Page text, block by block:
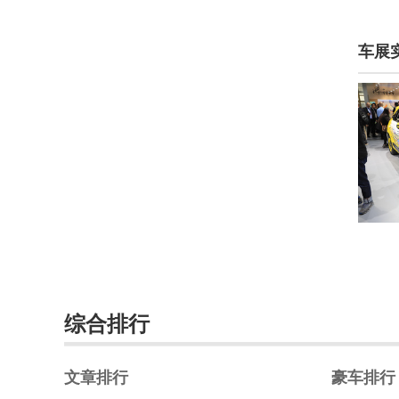
江南汽车(197)
集度(1)
车展
综合排行
文章排行 豪车排行